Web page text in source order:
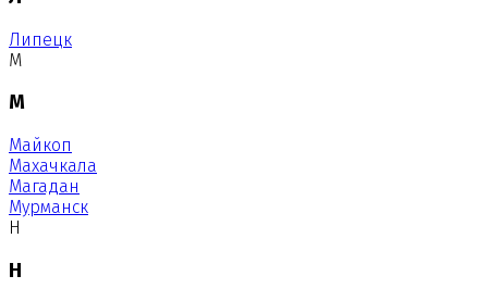
Липецк
М
М
Майкоп
Махачкала
Магадан
Мурманск
Н
Н